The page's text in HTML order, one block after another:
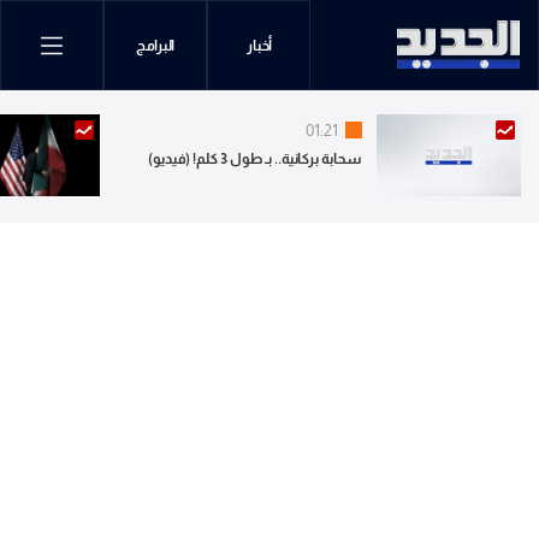
أخبار البرامج
01:21
سحابة بركانية.. بـ طول 3 كلم! (فيديو)